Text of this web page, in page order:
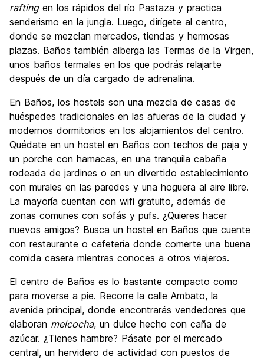
raftingen los rápidos del río Pastaza y practica
senderismo en la jungla. Luego, dirígete al centro,
donde se mezclan mercados, tiendas y hermosas
plazas. Baños también alberga las Termas de la Virgen,
unos baños termales en los que podrás relajarte
después de un día cargado de adrenalina.
En Baños, los hostels son una mezcla de casas de
huéspedes tradicionales en las afueras de la ciudad y
modernos dormitorios en los alojamientos del centro.
Quédate en un hostel en Baños con techos de paja y
un porche con hamacas, en una tranquila cabaña
rodeada de jardines o en un divertido establecimiento
con murales en las paredes y una hoguera al aire libre.
La mayoría cuentan con wifi gratuito, además de
zonas comunes con sofás y pufs. ¿Quieres hacer
nuevos amigos? Busca un hostel en Baños que cuente
con restaurante o cafetería donde comerte una buena
comida casera mientras conoces a otros viajeros.
El centro de Baños es lo bastante compacto como
para moverse a pie. Recorre la calle Ambato, la
avenida principal, donde encontrarás vendedores que
elaboran melcocha, un dulce hecho con caña de
azúcar. ¿Tienes hambre? Pásate por el mercado
central, un hervidero de actividad con puestos de